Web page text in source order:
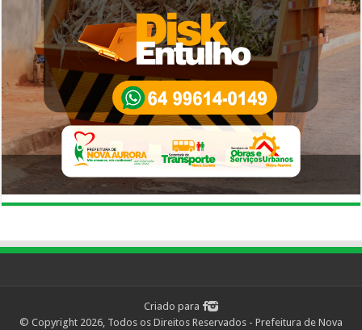
Criado para
© Copyright 2026, Todos os Direitos Reservados - Prefeitura de Nova